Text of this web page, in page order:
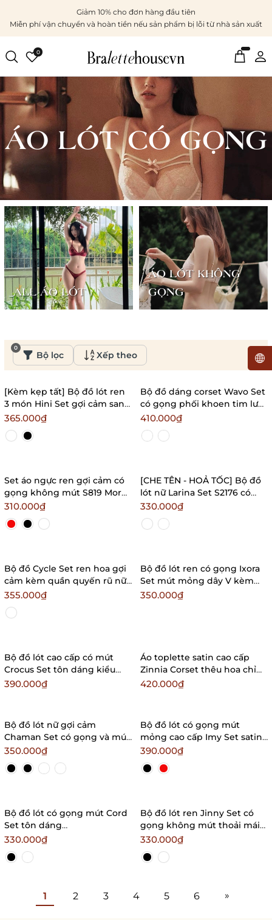
Giảm 10% cho đơn hàng đầu tiên
Miễn phí vận chuyển và hoàn tiền nếu sản phẩm bị lỗi từ nhà sản xuất
0
ÁO LÓT CÓ GỌNG
ALL ÁO LÓT
ÁO LÓT KHÔNG
GỌNG
Bộ lọc
0
Xếp theo
[Kèm kẹp tất] Bộ đồ lót ren
3 món Hini Set gợi cảm sang
trọng quyến rũ
Bralettehousevn
365.000₫
Bộ đồ dáng corset Wavo Set
có gọng phối khoen tim lưới
ren nổi xuyên thấu sang
trọng gợi cảm
Bralettehousevn
410.000₫
Set áo ngực ren gợi cảm có
gọng không mút S819 More
and More Bralettehousevn
310.000₫
[CHE TÊN - HOẢ TỐC] Bộ đồ
lót nữ Larina Set S2176 có
gọng có mút cài trước kèm
choker ren Bralettehousevn
330.000₫
Bộ đồ Cycle Set ren hoa gợi
cảm kèm quần quyến rũ nữ
tính Bralettehousevn
355.000₫
Bộ đồ lót ren có gọng Ixora
Set mút mỏng dây V kèm
quần nữ tính kiểu Pháp
350.000₫
Bộ đồ lót cao cấp có mút
Crocus Set tôn dáng kiểu
Pháp sang trọng nữ tính
390.000₫
Áo toplette satin cao cấp
Zinnia Corset thêu hoa chỉ
nổi sang trọng gợi cảm mùa
420.000₫
Bộ đồ lót nữ gợi cảm
Chaman Set có gọng và mút
mỏng cánh tiên nữ tính tôn
dáng thoái mái
Bralettehousevn
350.000₫
Bộ đồ lót có gọng mút
mỏng cao cấp Imy Set satin
phối ren hoa thoải mái nữ
tính Bralettehousevn
390.000₫
Bộ đồ lót có gọng mút Cord
Set tôn dáng
Bralettehousevn
330.000₫
Bộ đồ lót ren Jinny Set có
gọng không mút thoải mái
cao cấp dây V
Bralettehousevn
330.000₫
1 2 3 4 5 6 »